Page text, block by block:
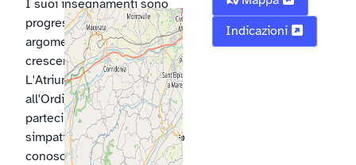
I suoi insegnamenti sono
progressivi e affrontano
argomenti dalla complessità
crescente.
L'Atrium è il primo accesso
all'Ordine e vi possono
partecipare sia membri sia
simpatizzanti che vorrebbero
conoscerlo prima di
Indicazioni